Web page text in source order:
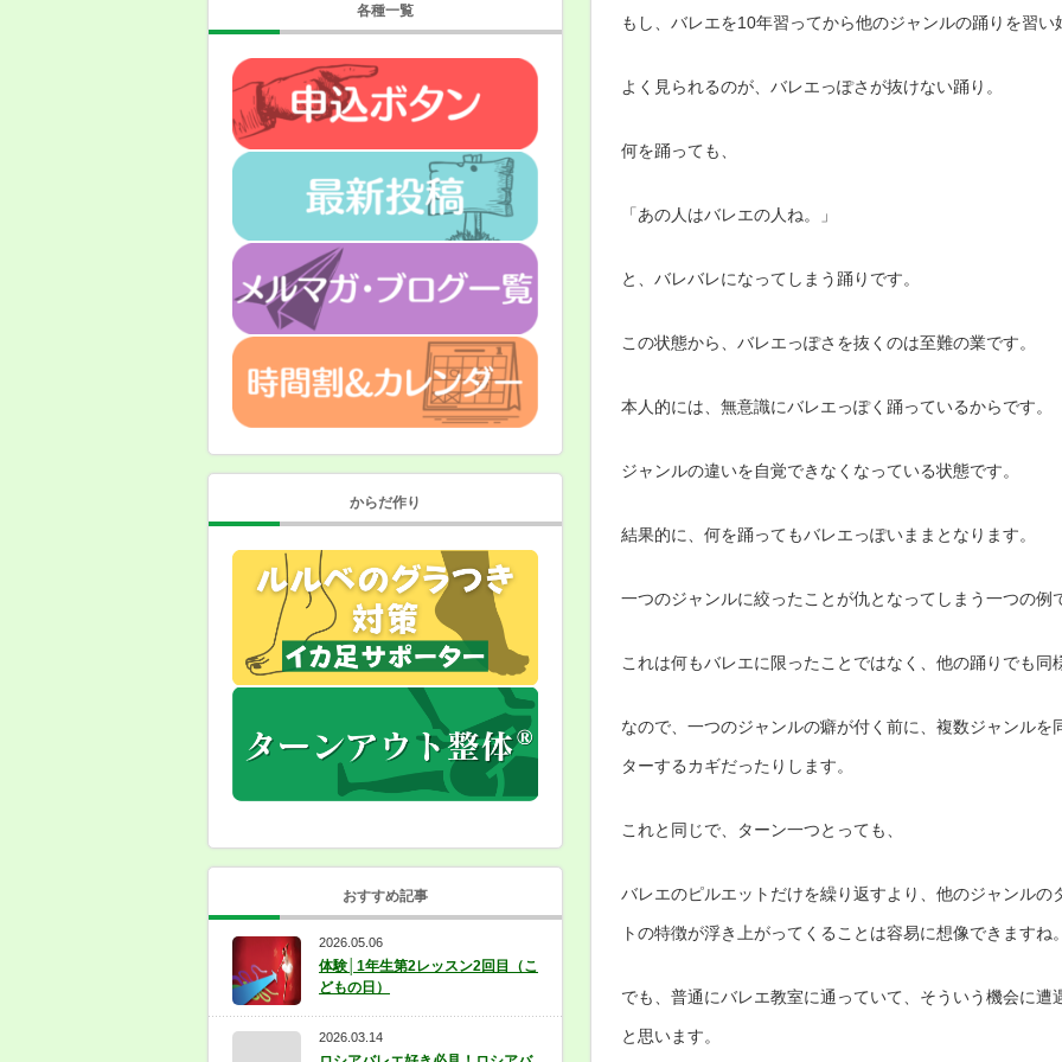
もし、バレエを10年習ってから他のジャンルの踊りを習い
よく見られるのが、バレエっぽさが抜けない踊り。
何を踊っても、
「あの人はバレエの人ね。」
と、バレバレになってしまう踊りです。
この状態から、バレエっぽさを抜くのは至難の業です。
本人的には、無意識にバレエっぽく踊っているからです。
ジャンルの違いを自覚できなくなっている状態です。
結果的に、何を踊ってもバレエっぽいままとなります。
一つのジャンルに絞ったことが仇となってしまう一つの例
これは何もバレエに限ったことではなく、他の踊りでも同
なので、一つのジャンルの癖が付く前に、複数ジャンルを
ターするカギだったりします。
これと同じで、ターン一つとっても、
バレエのピルエットだけを繰り返すより、他のジャンルの
トの特徴が浮き上がってくることは容易に想像できますね。
でも、普通にバレエ教室に通っていて、そういう機会に
と思います。
各種一覧
からだ作り
おすすめ記事
2026.05.06
体験│1年生第2レッスン2回目（こ
どもの日）
2026.03.14